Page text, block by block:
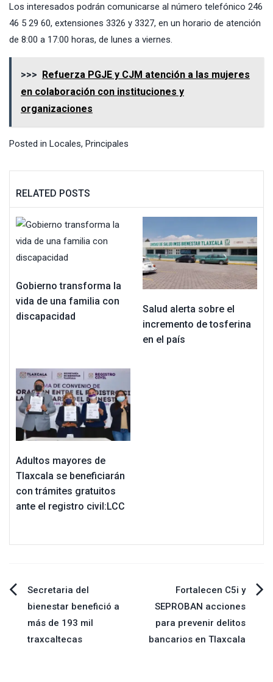
Los interesados podrán comunicarse al número telefónico 246
46 5 29 60, extensiones 3326 y 3327, en un horario de atención
de 8:00 a 17:00 horas, de lunes a viernes.
>>> Refuerza PGJE y CJM atención a las mujeres
en colaboración con instituciones y
organizaciones
Posted in Locales, Principales
RELATED POSTS
Gobierno transforma la
vida de una familia con
discapacidad
Salud alerta sobre el
incremento de tosferina
en el país
Adultos mayores de
Tlaxcala se beneficiarán
con trámites gratuitos
ante el registro civil:LCC
Navegación
de
Secretaria del
bienestar benefició a
más de 193 mil
traxcaltecas
Fortalecen C5i y
SEPROBAN acciones
para prevenir delitos
bancarios en Tlaxcala